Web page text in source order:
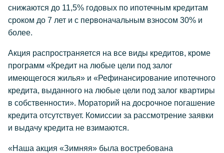
снижаются до 11,5% годовых по ипотечным кредитам
сроком до 7 лет и с первоначальным взносом 30% и
более.
Акция распространяется на все виды кредитов, кроме
программ «Кредит на любые цели под залог
имеющегося жилья» и «Рефинансирование ипотечного
кредита, выданного на любые цели под залог квартиры
в собственности». Мораторий на досрочное погашение
кредита отсутствует. Комиссии за рассмотрение заявки
и выдачу кредита не взимаются.
«Наша акция «Зимняя» была востребована